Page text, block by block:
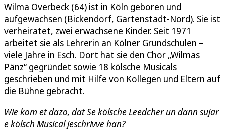
Wilma Overbeck (64) ist in Köln geboren und
aufgewachsen (Bickendorf, Gartenstadt-Nord). Sie ist
verheiratet, zwei erwachsene Kinder. Seit 1971
arbeitet sie als Lehrerin an Kölner Grundschulen –
viele Jahre in Esch. Dort hat sie den Chor „Wilmas
Pänz“ gegründet sowie 18 kölsche Musicals
geschrieben und mit Hilfe von Kollegen und Eltern auf
die Bühne gebracht.
Wie kom et dazo, dat Se kölsche Leedcher un dann sujar
e kölsch Musical jeschrivve han?